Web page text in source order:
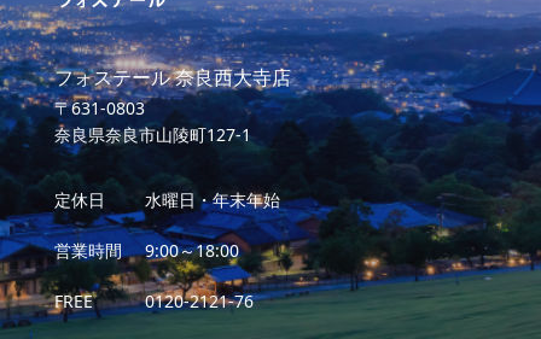
フォステール 奈良西大寺店
〒631-0803
奈良県奈良市山陵町127-1
定休日 水曜日・年末年始
営業時間 9:00～18:00
FREE 0120-2121-76